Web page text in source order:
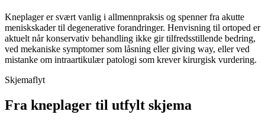
Kneplager er svært vanlig i allmennpraksis og spenner fra akutte
meniskskader til degenerative forandringer. Henvisning til ortoped er
aktuelt når konservativ behandling ikke gir tilfredsstillende bedring,
ved mekaniske symptomer som låsning eller giving way, eller ved
mistanke om intraartikulær patologi som krever kirurgisk vurdering.
Skjemaflyt
Fra kneplager til utfylt skjema